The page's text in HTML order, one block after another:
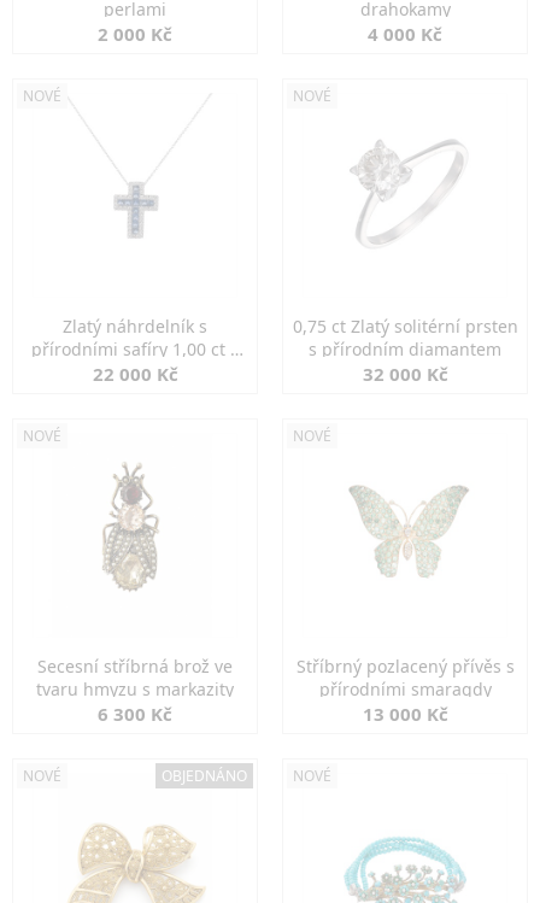
perlami
2 000 Kč
drahokamy
4 000 Kč
NOVÉ
Zlatý náhrdelník s
přírodními safíry 1,00 ct a
diamanty
22 000 Kč
NOVÉ
0,75 ct Zlatý solitérní prsten
s přírodním diamantem
32 000 Kč
NOVÉ
Secesní stříbrná brož ve
tvaru hmyzu s markazity
6 300 Kč
NOVÉ
Stříbrný pozlacený přívěs s
přírodními smaragdy
13 000 Kč
NOVÉ OBJEDNÁNO NOVÉ